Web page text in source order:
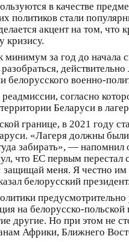
в качестве
политиков стали
акцент на том, что
кризису.
за год до начала
военно-
согласно
Беларуси в
границе, в 2021 году
«Лагеря должны
забирать», —
что ЕС первым перестал
меня. Я честно им
белорусский президент.
на белорусско-
другие. Но при этом не
Африки, Ближнего